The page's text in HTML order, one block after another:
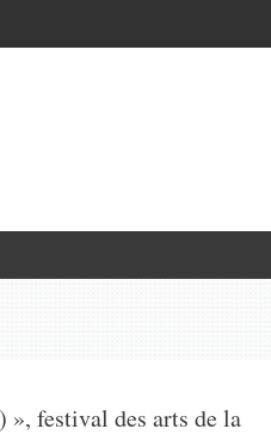
», festival des arts de la